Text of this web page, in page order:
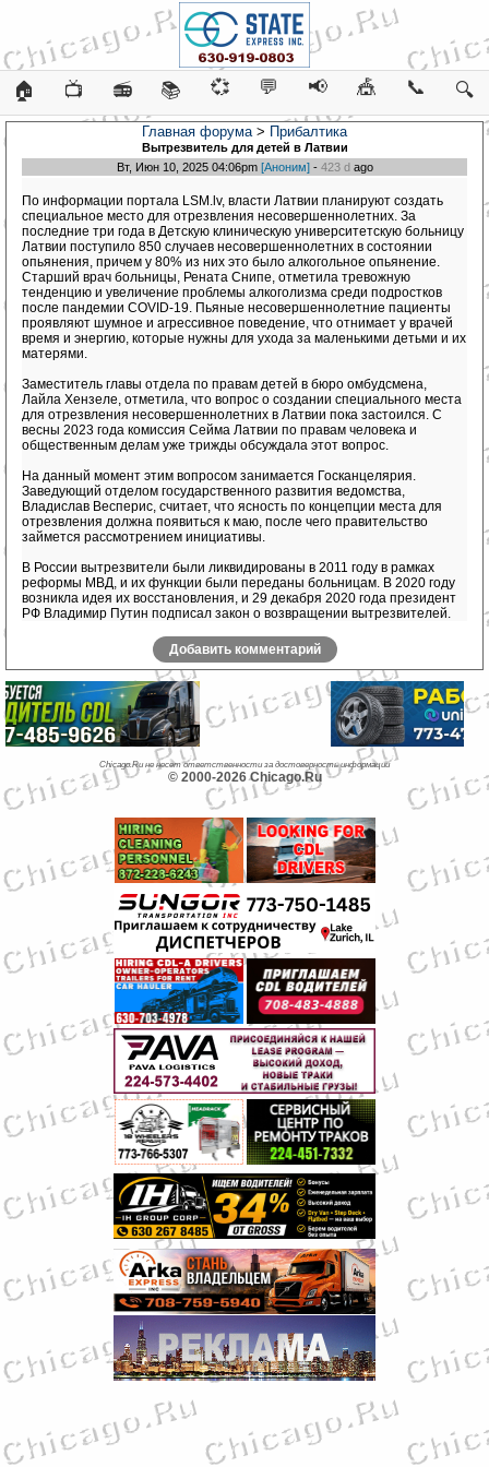
🏠 📺 📻 📚 💞 💬 📢 🎪 📞 🔍
Главная форума> Прибалтика
Вытрезвитель для детей в Латвии
Вт, Июн 10, 2025 04:06pm [Аноним]- 423 dago
По информации портала LSM.lv, власти Латвии планируют создать
специальное место для отрезвления несовершеннолетних. За
последние три года в Детскую клиническую университетскую больницу
Латвии поступило 850 случаев несовершеннолетних в состоянии
опьянения, причем у 80% из них это было алкогольное опьянение.
Старший врач больницы, Рената Снипе, отметила тревожную
тенденцию и увеличение проблемы алкоголизма среди подростков
после пандемии COVID-19. Пьяные несовершеннолетние пациенты
проявляют шумное и агрессивное поведение, что отнимает у врачей
время и энергию, которые нужны для ухода за маленькими детьми и их
матерями.
Заместитель главы отдела по правам детей в бюро омбудсмена,
Лайла Хензеле, отметила, что вопрос о создании специального места
для отрезвления несовершеннолетних в Латвии пока застоился. С
весны 2023 года комиссия Сейма Латвии по правам человека и
общественным делам уже трижды обсуждала этот вопрос.
На данный момент этим вопросом занимается Госканцелярия.
Заведующий отделом государственного развития ведомства,
Владислав Весперис, считает, что ясность по концепции места для
отрезвления должна появиться к маю, после чего правительство
займется рассмотрением инициативы.
В России вытрезвители были ликвидированы в 2011 году в рамках
реформы МВД, и их функции были переданы больницам. В 2020 году
возникла идея их восстановления, и 29 декабря 2020 года президент
РФ Владимир Путин подписал закон о возвращении вытрезвителей.
Добавить комментарий
Chicago.Ru не несет ответственности за достоверность информации
© 2000-2026 Chicago.Ru